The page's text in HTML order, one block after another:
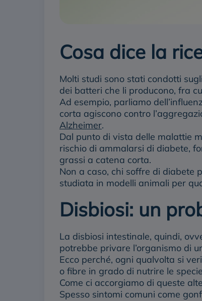
Cosa dice la
Molti studi sono stati condotti
dei batteri che li producono, fra
Ad esempio, parliamo
corta agiscono contro
Alzheimer.
Dal punto di vista delle malattie
rischio di ammalarsi di diabete,
grassi a catena corta.
Non a caso, chi soffre di diabete
studiata in modelli animali per
Disbiosi: un
La disbiosi intestinale, quindi,
potrebbe privare l’organismo di
Ecco perché, ogni qualvolta si
o fibre in grado di nutrire le
Come ci accorgiamo di queste
Spesso sintomi comuni come